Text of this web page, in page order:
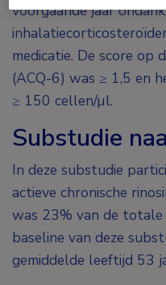
voorgaande jaar
medicatie. De score
(ACQ-6) was ≥ 1,5 en
≥ 150 cellen/µl.
Substudie
In deze substudie
actieve chronische
was 23% van de
baseline van deze
gemiddelde leeftijd 53